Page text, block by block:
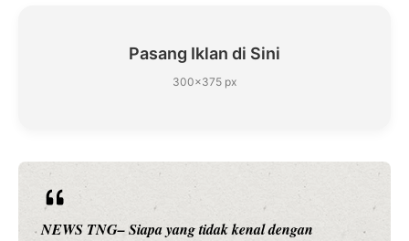
Pasang Iklan di Sini
300×375 px
NEWS TNG– Siapa sangka, dua nama besar di dunia